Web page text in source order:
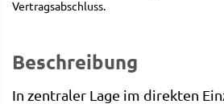
Vertragsabschluss.
Beschreibung
In zentraler Lage im direkten